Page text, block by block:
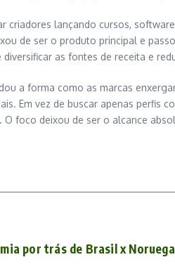
criadores lançando cursos,
de ser o produto principal e
as fontes de receita e
a forma como as marcas
Em vez de buscar apenas perfis
foco deixou de ser o alcance
por trás de Brasil x Noruega